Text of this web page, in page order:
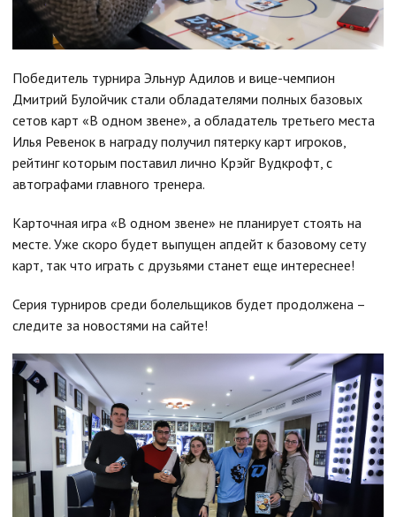
Победитель турнира Эльнур Адилов и вице-чемпион
Дмитрий Булойчик стали обладателями полных базовых
сетов карт «В одном звене», а обладатель третьего места
Илья Ревенок в награду получил пятерку карт игроков,
рейтинг которым поставил лично Крэйг Вудкрофт, с
автографами главного тренера.
Карточная игра «В одном звене» не планирует стоять на
месте. Уже скоро будет выпущен апдейт к базовому сету
карт, так что играть с друзьями станет еще интереснее!
Серия турниров среди болельщиков будет продолжена –
следите за новостями на сайте!